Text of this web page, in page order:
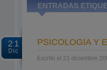
ENTRADAS
21
Dic
PSICOLOGÍA Y
Escrito el 21 diciembre